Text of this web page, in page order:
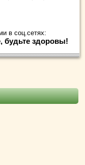
в соц.сетях:
будьте здоровы!